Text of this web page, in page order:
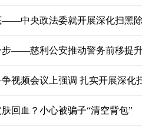
中央政法委就开展深化扫黑
步——慈利公安推动警务前移提
回血？小心被骗子“清空背包”